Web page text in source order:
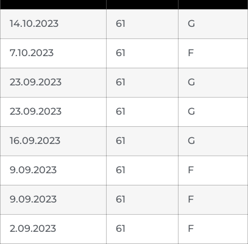
14.10.2023 61 G
7.10.2023 61 F
23.09.2023 61 G
23.09.2023 61 G
16.09.2023 61 G
9.09.2023 61 F
9.09.2023 61 F
2.09.2023 61 F